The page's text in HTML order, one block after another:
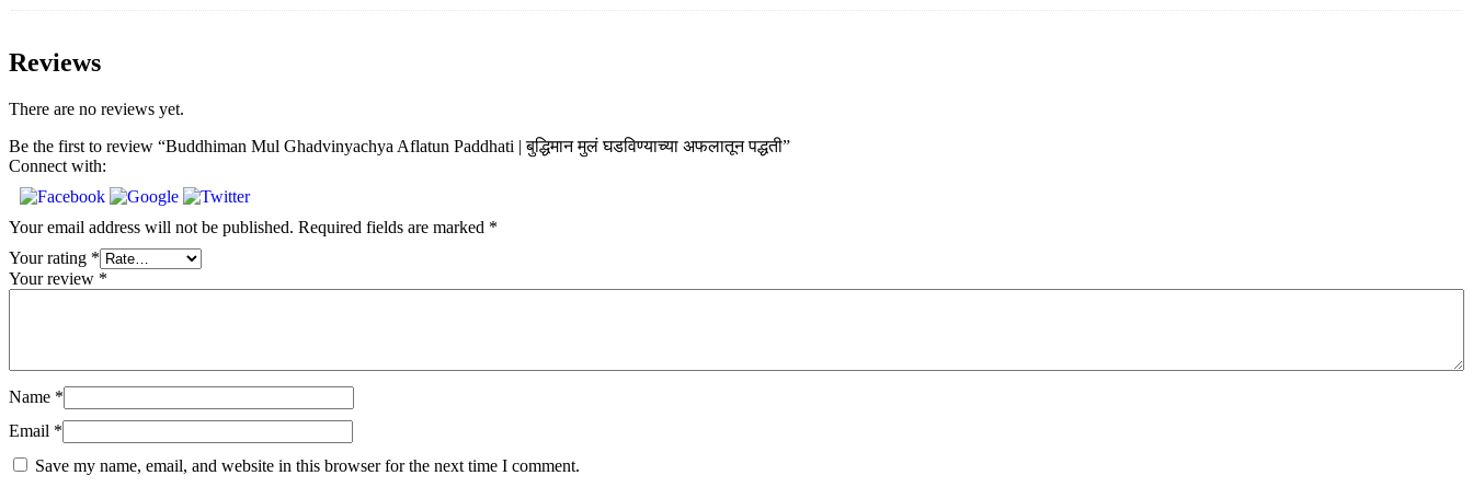
Reviews
There are no reviews yet.
Be the first to review “Buddhiman Mul Ghadvinyachya Aflatun Paddhati | बुद्धिमान मुलं घडविण्याच्या अफलातून पद्धती”
Connect with:
Your email address will not be published. Required fields are marked *
Your rating *
Your review *
Name *
Email *
Save my name, email, and website in this browser for the next time I comment.